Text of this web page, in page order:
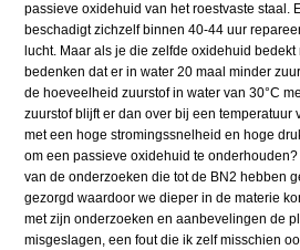
passieve oxidehuid van het roestvaste staal.
beschadigt zichzelf binnen 40-44 uur
lucht. Maar als je die zelfde oxidehuid
bedenken dat er in water 20 maal minder
de hoeveelheid zuurstof in water van 30°C
zuurstof blijft er dan over bij een temperatuur
met een hoge stromingssnelheid en hoge
om een passieve oxidehuid te
van de onderzoeken die tot de BN2 hebben
gezorgd waardoor we dieper in de materie
met zijn onderzoeken en aanbevelingen de
misgeslagen, een fout die ik zelf misschien